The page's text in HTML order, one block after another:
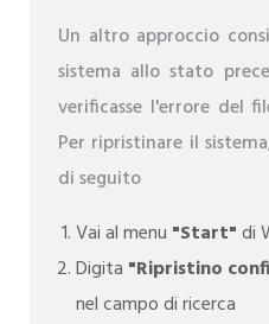
Un altro approccio
sistema allo stato
verificasse l'errore del
Per ripristinare il
di seguito
Vai al menu "Start"di
Digita "Ripristino
nel campo di ricerca